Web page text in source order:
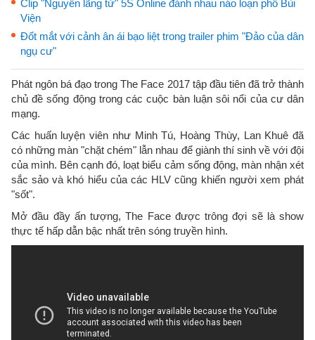
Clip "Nguyên lãng tử" 5S Online đánh nhau náo loạn phố Bùi
Viện
Đốt mắt với cảnh ân ái bạo liệt trong trailer phim "Đảo của dân
ngụ cư"
Phát ngôn bá đạo trong The Face 2017 tập đầu tiên đã trở thành
chủ đề sống động trong các cuộc bàn luận sôi nổi của cư dân
mạng.
Các huấn luyện viên như Minh Tú, Hoàng Thùy, Lan Khuê đã
có những màn "chặt chém" lẫn nhau để giành thí sinh về với đội
của mình. Bên cạnh đó, loạt biểu cảm sống động, màn nhận xét
sắc sảo và khó hiểu của các HLV cũng khiến người xem phát
"sốt".
Mở đầu đầy ấn tượng, The Face được trông đợi sẽ là show
thực tế hấp dẫn bậc nhất trên sóng truyền hình.